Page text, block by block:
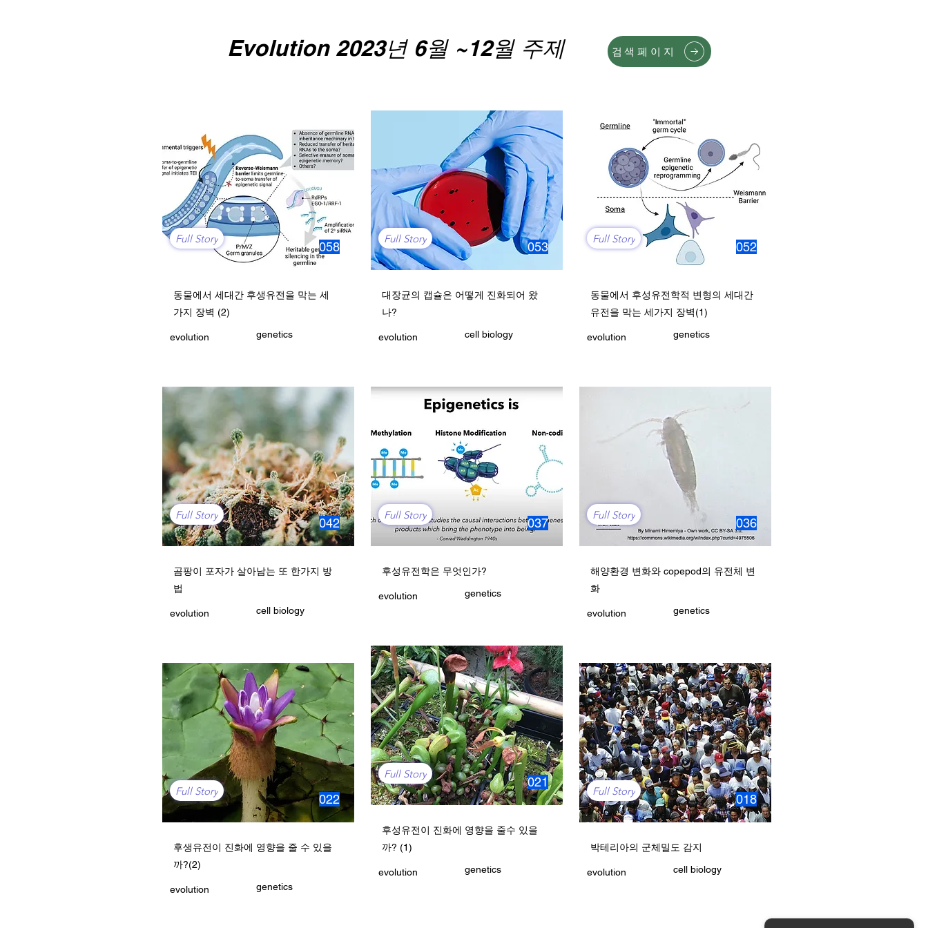
Evolution 2023년 6월 ~12월 주제 검색페이지
058
Full Story
동물에서 세대간 후생유전을 막는 세
가지 장벽 (2)
evolution genetics
042
Full Story
곰팡이 포자가 살아남는 또 한가지 방
법
evolution cell biology
022
Full Story
후생유전이 진화에 영향을 줄 수 있을
까?(2)
evolution genetics
053
Full Story
대장균의 캡슐은 어떻게 진화되어 왔
나?
evolution cell biology
037
Full Story
후성유전학은 무엇인가?
evolution genetics
021
Full Story
후성유전이 진화에 영향을 줄수 있을
까? (1)
evolution genetics
052
Full Story
동물에서 후성유전학적 변형의 세대간
유전을 막는 세가지 장벽(1)
evolution genetics
036
Full Story
해양환경 변화와 copepod의 유전체 변
화
evolution genetics
018
Full Story
박테리아의 군체밀도 감지
evolution cell biology